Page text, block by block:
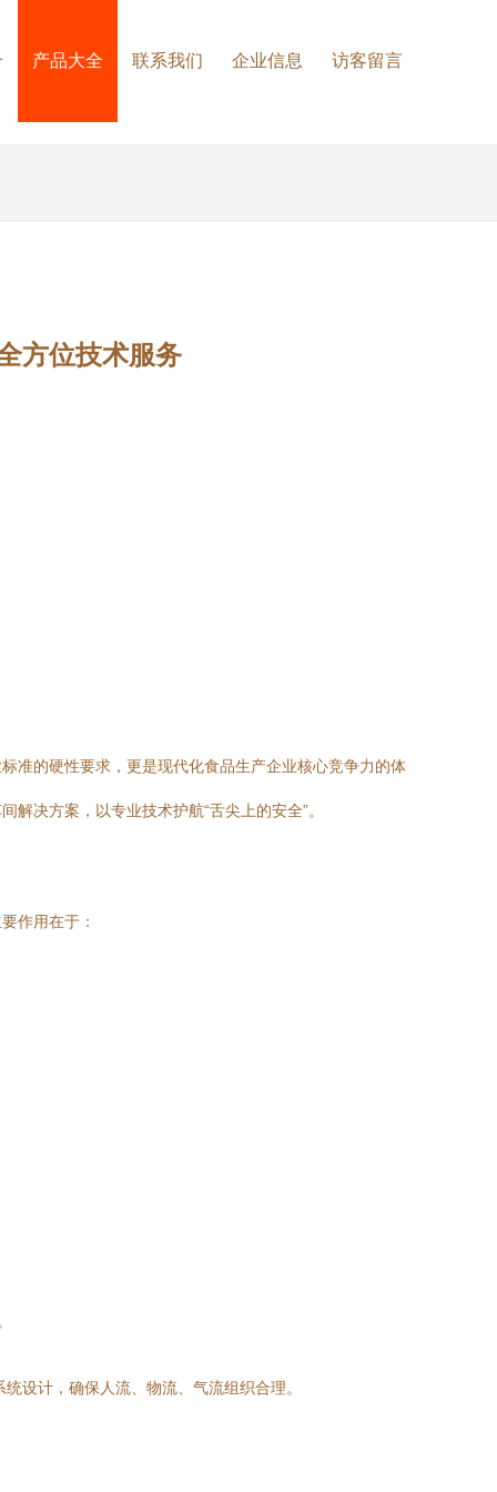
产品大全 联系我们 企业信息 访客留言
方位技术服务
准的硬性要求，更是现代化食品生产企业核心竞争力的体
决方案，以专业技术护航“舌尖上的安全”。
作用在于：
设计，确保人流、物流、气流组织合理。